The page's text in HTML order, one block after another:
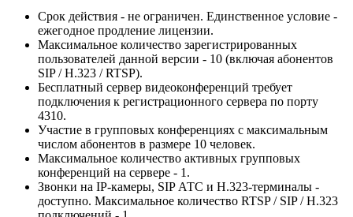
Срок действия - не ограничен. Единственное условие -
ежегодное продление лицензии.
Максимальное количество зарегистрированных
пользователей данной версии - 10 (включая абонентов
SIP / H.323 / RTSP).
Бесплатный сервер видеоконференций требует
подключения к регистрационного сервера по порту
4310.
Участие в групповых конференциях с максимальным
числом абонентов в размере 10 человек.
Максимальное количество активных групповых
конференций на сервере - 1.
Звонки на IP-камеры, SIP АТС и H.323-терминалы -
доступно. Максимальное количество RTSP / SIP / H.323